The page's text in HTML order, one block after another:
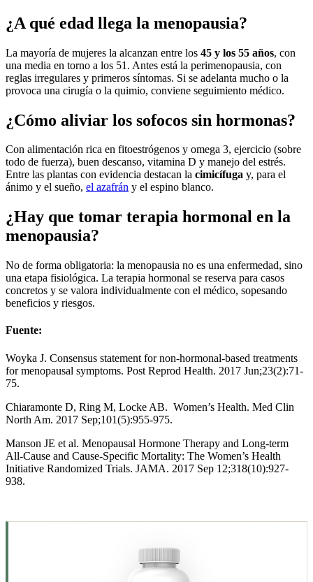
¿A qué edad llega la menopausia?
La mayoría de mujeres la alcanzan entre los 45 y los 55 años, con
una media en torno a los 51. Antes está la perimenopausia, con
reglas irregulares y primeros síntomas. Si se adelanta mucho o la
provoca una cirugía o la quimio, conviene seguimiento médico.
¿Cómo aliviar los sofocos sin hormonas?
Con alimentación rica en fitoestrógenos y omega 3, ejercicio (sobre
todo de fuerza), buen descanso, vitamina D y manejo del estrés.
Entre las plantas con evidencia destacan la cimicífuga y, para el
ánimo y el sueño, el azafrán y el espino blanco.
¿Hay que tomar terapia hormonal en la
menopausia?
No de forma obligatoria: la menopausia no es una enfermedad, sino
una etapa fisiológica. La terapia hormonal se reserva para casos
concretos y se valora individualmente con el médico, sopesando
beneficios y riesgos.
Fuente:
Woyka J. Consensus statement for non-hormonal-based treatments
for menopausal symptoms. Post Reprod Health. 2017 Jun;23(2):71-
75.
Chiaramonte D, Ring M, Locke AB. Women’s Health. Med Clin
North Am. 2017 Sep;101(5):955-975.
Manson JE et al. Menopausal Hormone Therapy and Long-term
All-Cause and Cause-Specific Mortality: The Women’s Health
Initiative Randomized Trials. JAMA. 2017 Sep 12;318(10):927-
938.